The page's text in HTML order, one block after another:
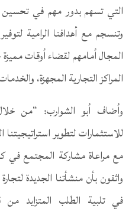
التي تسهم بدور مهم في تحسين
وتنسجم مع أهدافنا الرامية
المجال أمامهم لقضاء أوقات
المراكز التجارية المجهزة،
وأضاف أبو الشوارب: “من
للاستثمارات لتطوير
مع مراعاة مشاركة المجتمع في
واثقون بأن منشأتنا الجديدة
في تلبية الطلب المتزايد